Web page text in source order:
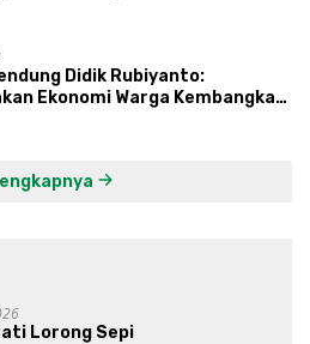
Didik Rubiyanto:
Ekonomi Warga Kembangkan
Lorong Sepi